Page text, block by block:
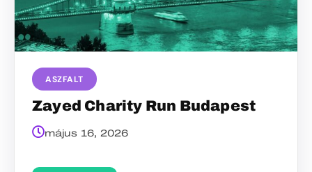
ASZFALT
Zayed Charity Run Budapest
május 16, 2026